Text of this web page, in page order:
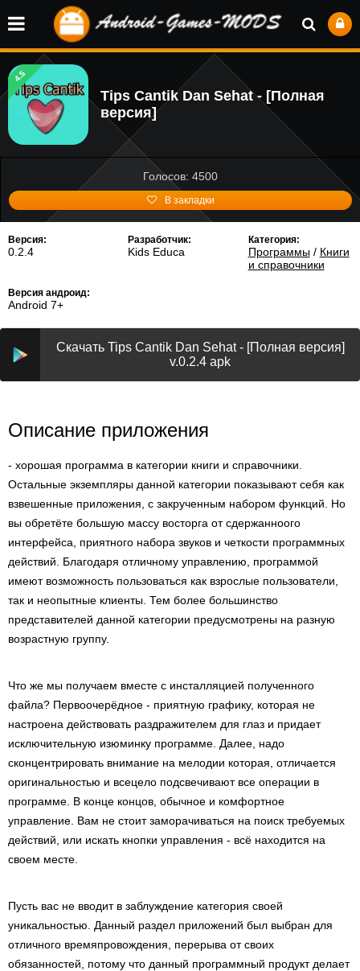
4.5
Tips Cantik Dan Sehat - [Полная
версия]
Голосов: 4500
В закладки
Версия:
0.2.4
Разработчик:
Kids Educa
Категория:
Программы/ Книги
и справочники
Версия андроид:
Android 7+
Скачать Tips Cantik Dan Sehat - [Полная версия]
v.0.2.4 apk
Описание приложения
- хорошая программа в категории книги и справочники.
Остальные экземпляры данной категории показывают себя как
взвешенные приложения, с закрученным набором функций. Но
вы обретёте большую массу восторга от сдержанноого
интерфейса, приятного набора звуков и четкости программных
действий. Благодаря отличному управлению, программой
имеют возможность пользоваться как взрослые пользователи,
так и неопытные клиенты. Тем более большинство
представителей данной категории предусмотрены на разную
возрастную группу.
Что же мы получаем вместе с инсталляцией полученного
файла? Первоочерёдное - приятную графику, которая не
настроена действовать раздражителем для глаз и придает
исключительную изюминку программе. Далее, надо
сконцентрировать внимание на мелодии которая, отличается
оригинальностью и всецело подсвечивают все операции в
программе. В конце концов, обычное и комфортное
управление. Вам не стоит заморачиваться на поиск требуемых
действий, или искать кнопки управления - всё находится на
своем месте.
Пусть вас не вводит в заблуждение категория своей
уникальностью. Данный раздел приложений был выбран для
отличного времяпровождения, перерыва от своих
обязанностей, потому что данный программный продукт делает